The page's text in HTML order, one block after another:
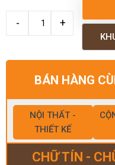
BÁN HÀNG
NỘI THẤT -
THIẾT KẾ
CHỮ TÍN -